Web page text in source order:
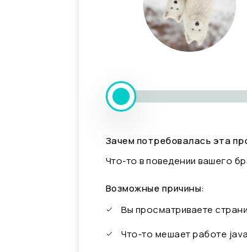
Зачем потребовалась эта
Что-то в поведении вашего
Возможные причины:
Вы просматриваете
Что-то мешает работе